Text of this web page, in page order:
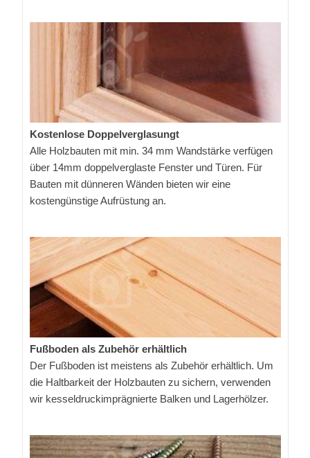
Kostenlose Doppelverglasungt
Alle Holzbauten mit min. 34 mm Wandstärke verfügen
über 14mm doppelverglaste Fenster und Türen. Für
Bauten mit dünneren Wänden bieten wir eine
kostengünstige Aufrüstung an.
Fußboden als Zubehör erhältlich
Der Fußboden ist meistens als Zubehör erhältlich. Um
die Haltbarkeit der Holzbauten zu sichern, verwenden
wir kesseldruckimprägnierte Balken und Lagerhölzer.